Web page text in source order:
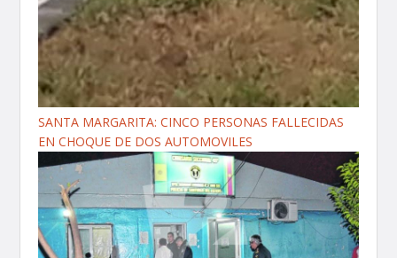
SANTA MARGARITA: CINCO PERSONAS FALLECIDAS
EN CHOQUE DE DOS AUTOMOVILES